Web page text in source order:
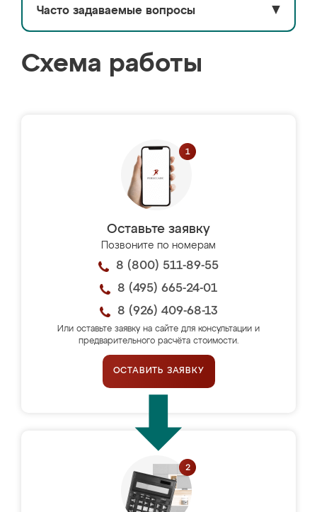
Часто задаваемые вопросы ▼
Схема работы
Оставьте заявку
Позвоните по номерам
8 (800) 511-89-55
8 (495) 665-24-01
8 (926) 409-68-13
Или оставьте заявку на сайте для консультации и
предварительного расчёта стоимости.
ОСТАВИТЬ ЗАЯВКУ